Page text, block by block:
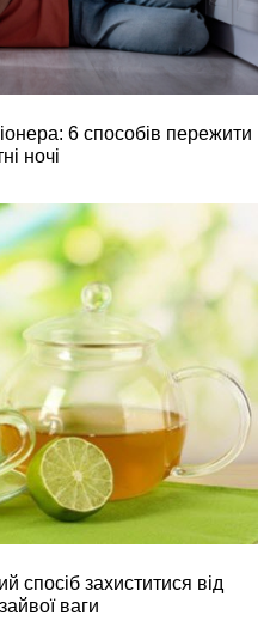
6 способів пережити
ночі
спосіб захиститися від
ваги